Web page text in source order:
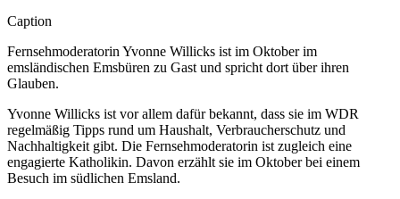
Caption
Fernsehmoderatorin Yvonne Willicks ist im Oktober im
emsländischen Emsbüren zu Gast und spricht dort über ihren
Glauben.
Yvonne Willicks ist vor allem dafür bekannt, dass sie im WDR
regelmäßig Tipps rund um Haushalt, Verbraucherschutz und
Nachhaltigkeit gibt. Die Fernsehmoderatorin ist zugleich eine
engagierte Katholikin. Davon erzählt sie im Oktober bei einem
Besuch im südlichen Emsland.